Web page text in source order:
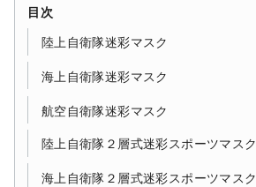
目次
陸上自衛隊迷彩マスク
海上自衛隊迷彩マスク
航空自衛隊迷彩マスク
陸上自衛隊２層式迷彩スポーツマスク
海上自衛隊２層式迷彩スポーツマスク